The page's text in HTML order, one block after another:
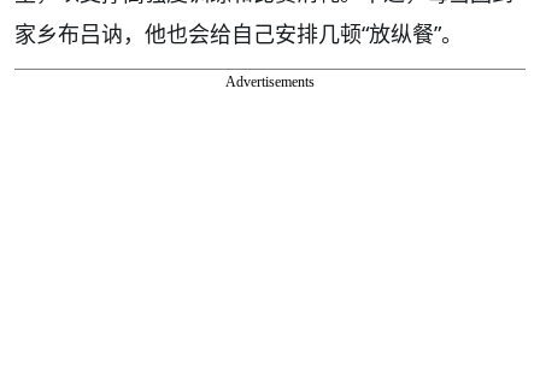
家乡布吕讷，他也会给自己安排几顿“放纵餐”。
Advertisements